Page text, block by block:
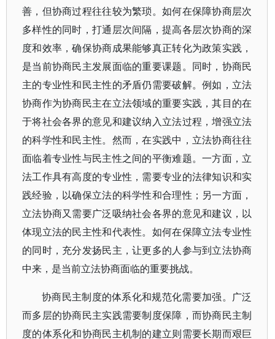
善，但协商过程往往较为繁琐。如何在保障协商层次
多样性的同时，打通层次间隔，提高各层次协商的深
度和效率，确保协商成果能够真正转化为政策实践，
是当前协商民主发展面临的重要课题。同时，协商民
主的专业性和民主性的矛盾仍需要破解。例如，立法
协商作为协商民主在立法领域的重要实践，其目的在
于将社会各界的意见和建议纳入立法过程，增强立法
的科学性和民主性。然而，在实践中，立法协商往往
面临着专业性与民主性之间的平衡难题。一方面，立
法工作具有高度的专业性，需要专业的法律知识和实
践经验，以确保立法的科学性和合理性；另一方面，
立法协商又需要广泛吸纳社会各界的意见和建议，以
体现立法的民主性和代表性。如何在保障立法专业性
的同时，充分发扬民主，让更多的人参与到立法协商
中来，是当前立法协商面临的重要挑战。
协商民主制度的体系化和规范化需要加强。广泛
而多层的协商民主实践需要制度保障，而协商民主制
度的体系化和协商民主机制的建立则需要长期而艰巨